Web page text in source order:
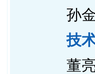
孙金
技
董亮